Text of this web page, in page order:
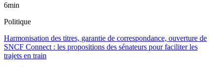
6min
Politique
Harmonisation des titres, garantie de correspondance, ouverture de
SNCF Connect : les propositions des sénateurs pour faciliter les
trajets en train